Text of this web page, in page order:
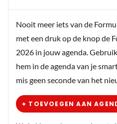
Nooit meer iets van de
met een druk op de knop de
2026 in jouw agenda.
hem in de agenda van je
mis geen seconde van het
+ TOEVOEGEN AAN